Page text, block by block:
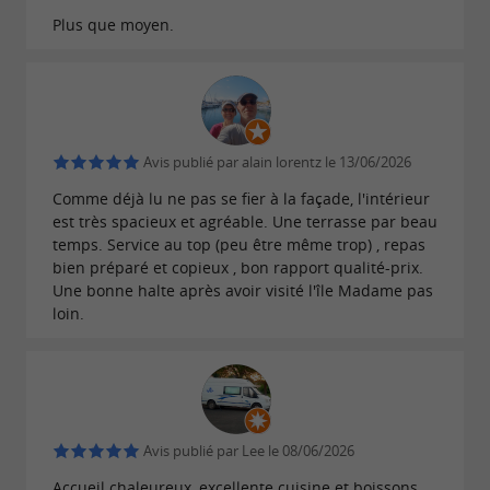
l’identité du lieu. Les clients découvrent une
temps de profiter du repas dans un cadre
convivial. En hiver, la salle intérieure et le coin
du feu apportent une atmosphère agréable et
cosy. À la belle saison, la grande terrasse permet
de déjeuner ou dîner en extérieur tout en
profitant du climat doux du littoral charentais.
Un restaurant apprécié pour les repas en
restaurant Les Sables de Saint-Froult
une clientèle variée : familles, habitués du
secteur, couples en séjour sur la côte ou
visiteurs venus découvrir les environs de
Plus que moyen.
Avis publié par alain lorentz le 13/06/2026
Comme déjà lu ne pas se fier à la façade, l'intérieur
est très spacieux et agréable. Une terrasse par beau
temps. Service au top (peu être même trop) , repas
bien préparé et copieux , bon rapport qualité-prix.
Une bonne halte après avoir visité l'île Madame pas
loin.
Avis publié par Lee le 08/06/2026